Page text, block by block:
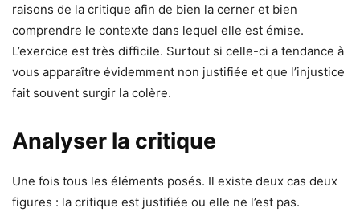
raisons de la critique afin de bien la cerner et bien
comprendre le contexte dans lequel elle est émise.
L’exercice est très difficile. Surtout si celle-ci a tendance à
vous apparaître évidemment non justifiée et que l’injustice
fait souvent surgir la colère.
Analyser la critique
Une fois tous les éléments posés. Il existe deux cas deux
figures : la critique est justifiée ou elle ne l’est pas.